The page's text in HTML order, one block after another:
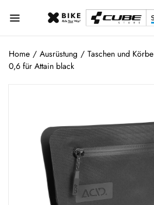
Home / Ausrüstung / Taschen und Körbe
0,6 für Attain black